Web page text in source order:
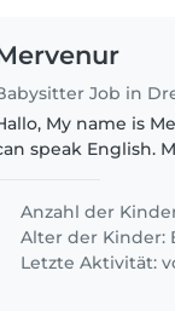
Job in
My name is
speak English.
Anzahl der
Alter der Kinder:
Letzte Aktivität: